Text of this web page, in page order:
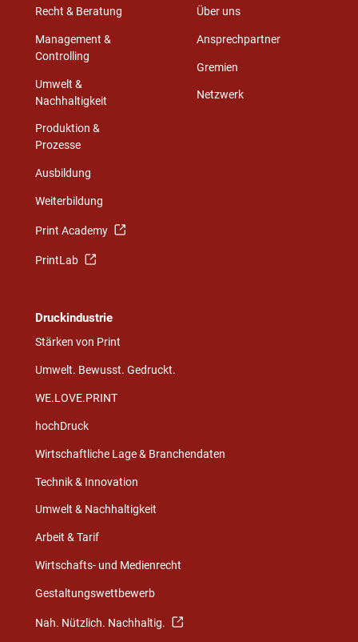
Recht & Beratung
Management &
Controlling
Umwelt &
Nachhaltigkeit
Produktion &
Prozesse
Ausbildung
Weiterbildung
Print Academy
PrintLab
Über uns
Ansprechpartner
Gremien
Netzwerk
Druckindustrie
Stärken von Print
Umwelt. Bewusst. Gedruckt.
WE.LOVE.PRINT
hochDruck
Wirtschaftliche Lage & Branchendaten
Technik & Innovation
Umwelt & Nachhaltigkeit
Arbeit & Tarif
Wirtschafts- und Medienrecht
Gestaltungswettbewerb
Nah. Nützlich. Nachhaltig.